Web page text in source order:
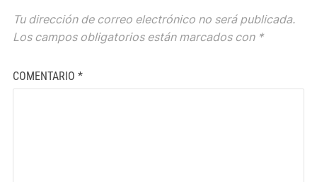
Tu dirección de correo electrónico no será publicada.
Los campos obligatorios están marcados con *
COMENTARIO *